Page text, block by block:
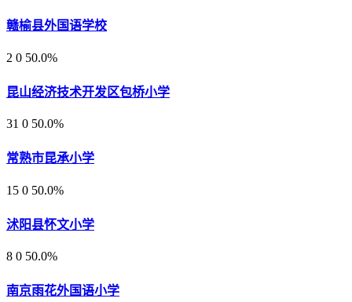
赣榆县外国语学校
2 0 50.0%
昆山经济技术开发区包桥小学
31 0 50.0%
常熟市昆承小学
15 0 50.0%
沭阳县怀文小学
8 0 50.0%
南京雨花外国语小学